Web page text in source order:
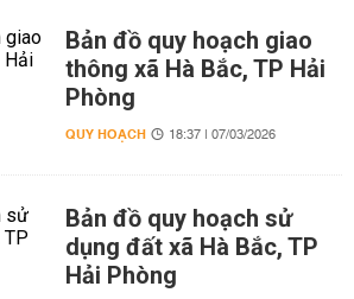
Bản đồ quy hoạch giao
thông xã Hà Bắc, TP Hải
Phòng
QUY HOẠCH 18:37 | 07/03/2026
Bản đồ quy hoạch sử
dụng đất xã Hà Bắc, TP
Hải Phòng